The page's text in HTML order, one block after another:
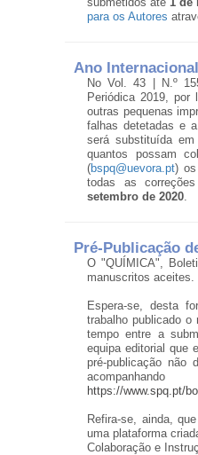
para os Autores
Ano
No Vol. 43 | N.º
Periódica 2019,
outras pequenas
falhas detetadas e
será substituída
quantos possam
(bspq@uevora.pt) os
todas as
setembro de 2020
Pré-Publicação
O "QUÍMICA",
manuscritos aceites.
Espera-se, desta
trabalho publicado
tempo entre a
equipa editorial que
pré-publicação
https://www.spq.pt/
Refira-se, ainda,
uma plataforma
Colaboração e